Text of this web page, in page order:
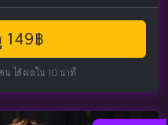
149฿
ได้ผลใน 10 นาที